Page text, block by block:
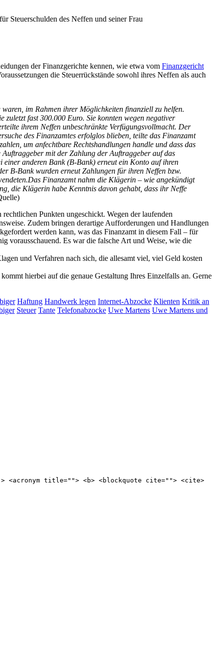
Steuerschulden des Neffen und seiner Frau
der Finanzgerichte kennen, wie etwa vom Finanzgericht
die Steuerrückstände sowohl ihres Neffen als auch
im Rahmen ihrer Möglichkeiten finanziell zu helfen.
fast 300.000 Euro. Sie konnten wegen negativer
ihrem Neffen unbeschränkte Verfügungsvollmacht. Der
des Finanzamtes erfolglos blieben, teilte das Finanzamt
um anfechtbare Rechtshandlungen handle und dass das
mit der Zahlung der Auftraggeber auf das
anderen Bank (B-Bank) erneut ein Konto auf ihren
B-Bank wurden erneut Zahlungen für ihren Neffen bzw.
Finanzamt nahm die Klägerin – wie angekündigt
die Klägerin habe Kenntnis davon gehabt, dass ihr Neffe
Punkten ungeschickt. Wegen der laufenden
Zudem bringen derartige Aufforderungen und Handlungen
werden kann, was das Finanzamt in diesem Fall – für
vorausschauend. Es war die falsche Art und Weise, wie die
und Verfahren nach sich, die allesamt viel, viel Geld kosten
hierbei auf die genaue Gestaltung Ihres Einzelfalls an. Gerne
Haftung Handwerk legen Internet-Abzocke Klienten Kritik an
Steuer Tante Telefonabzocke Uwe Martens Uwe Martens und
title=""> <b> <blockquote cite=""> <cite>